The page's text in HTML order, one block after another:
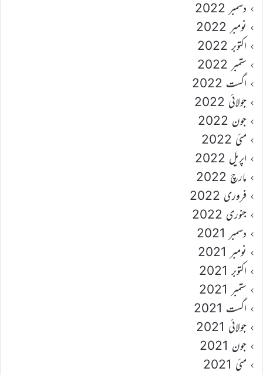
دسمبر 2022
نومبر 2022
اکتوبر 2022
ستمبر 2022
اگست 2022
جولائی 2022
جون 2022
مئی 2022
اپریل 2022
مارچ 2022
فروری 2022
جنوری 2022
دسمبر 2021
نومبر 2021
اکتوبر 2021
ستمبر 2021
اگست 2021
جولائی 2021
جون 2021
مئی 2021